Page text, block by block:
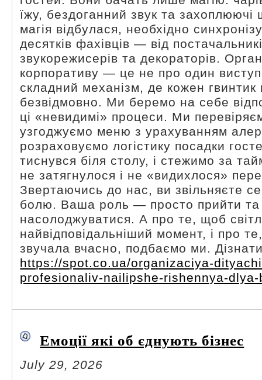
їжу, бездоганний звук та
магія відбулася, необхідно
десятків фахівців — від
звукорежисерів та декораторів.
корпоративу — це не про один
складний механізм, де кожен
безвідмовно. Ми беремо на себе
ці «невидимі» процеси. Ми
узгоджуємо меню з урахуванням
розраховуємо логістику посадки
тиснувся біля столу, і стежимо за
не затягнулося і не «видихлося»
Звертаючись до нас, ви звільняєте
болю. Ваша роль — просто прийти та
насолоджуватися. А про те, щоб
найвідповідальніший момент, і про
звучала вчасно, подбаємо ми.
https://spot.co.ua/organizaciya-
profesionaliv-nailipshe-rishennya-
Емоції які об єднують бізнес
July 29, 2026